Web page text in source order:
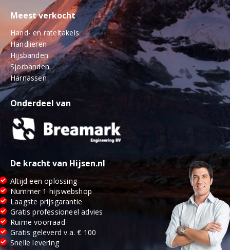
Meest verkocht
Hand- en rateltakels
Handlieren
Hijsbanden
Sjorbanden
Harnassen
Onderdeel van
De kracht van Hijsen.nl
Altijd een oplossing
Nummer 1 hijswebshop
Laagste prijsgarantie
Gratis professioneel advies
Ruime voorraad
Gratis geleverd v.a. € 100
Snelle levering